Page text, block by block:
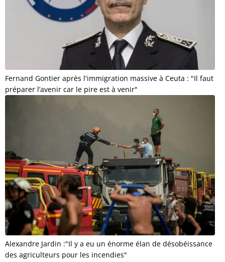
Fernand Gontier après l'immigration massive à Ceuta : "Il faut
préparer l’avenir car le pire est à venir"
Alexandre Jardin :"Il y a eu un énorme élan de désobéissance
des agriculteurs pour les incendies"